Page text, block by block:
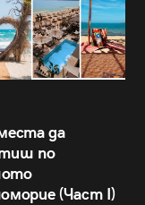
да
по
(Част I)